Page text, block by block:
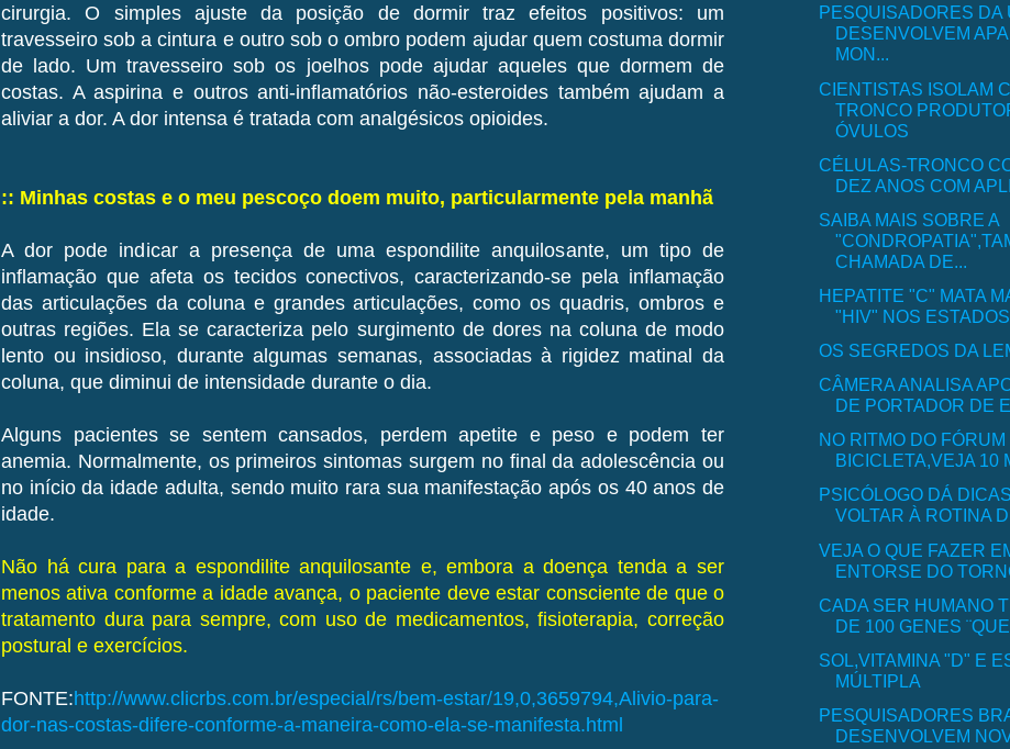
cirurgia. O simples ajuste da posição de dormir traz efeitos positivos: um
travesseiro sob a cintura e outro sob o ombro podem ajudar quem costuma dormir
de lado. Um travesseiro sob os joelhos pode ajudar aqueles que dormem de
costas. A aspirina e outros anti-inflamatórios não-esteroides também ajudam a
aliviar a dor. A dor intensa é tratada com analgésicos opioides.
:: Minhas costas e o meu pescoço doem muito, particularmente pela manhã
A dor pode indicar a presença de uma espondilite anquilosante, um tipo de
inflamação que afeta os tecidos conectivos, caracterizando-se pela inflamação
das articulações da coluna e grandes articulações, como os quadris, ombros e
outras regiões. Ela se caracteriza pelo surgimento de dores na coluna de modo
lento ou insidioso, durante algumas semanas, associadas à rigidez matinal da
coluna, que diminui de intensidade durante o dia.
Alguns pacientes se sentem cansados, perdem apetite e peso e podem ter
anemia. Normalmente, os primeiros sintomas surgem no final da adolescência ou
no início da idade adulta, sendo muito rara sua manifestação após os 40 anos de
idade.
Não há cura para a espondilite anquilosante e, embora a doença tenda a ser
menos ativa conforme a idade avança, o paciente deve estar consciente de que o
tratamento dura para sempre, com uso de medicamentos, fisioterapia, correção
postural e exercícios.
FONTE:http://www.clicrbs.com.br/especial/rs/bem-estar/19,0,3659794,Alivio-para-
dor-nas-costas-difere-conforme-a-maneira-como-ela-se-manifesta.html
PESQUISADORES DA
DESENVOLVEM
MON...
CIENTISTAS ISOLAM
TRONCO
ÓVULOS
CÉLULAS-TRONCO
DEZ ANOS COM
SAIBA MAIS SOBRE A
CHAMADA DE...
HEPATITE "C" MATA
"HIV" NOS
OS SEGREDOS DA
CÂMERA ANALISA
DE PORTADOR DE
NO RITMO DO
BICICLETA,VEJA 10
PSICÓLOGO DÁ
VOLTAR À ROTINA
VEJA O QUE FAZER
ENTORSE DO
CADA SER HUMANO
DE 100 GENES
SOL,VITAMINA "D" E
MÚLTIPLA
PESQUISADORES
DESENVOLVEM